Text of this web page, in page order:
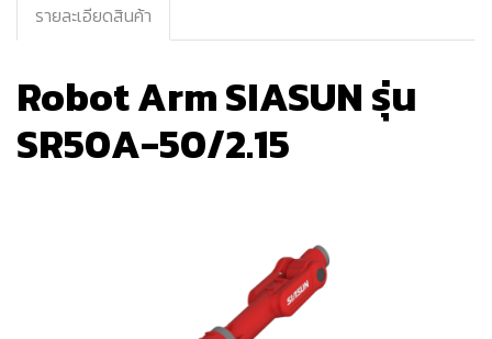
รายละเอียดสินค้า
Robot Arm SIASUN รุ่น
SR50A-50/2.15